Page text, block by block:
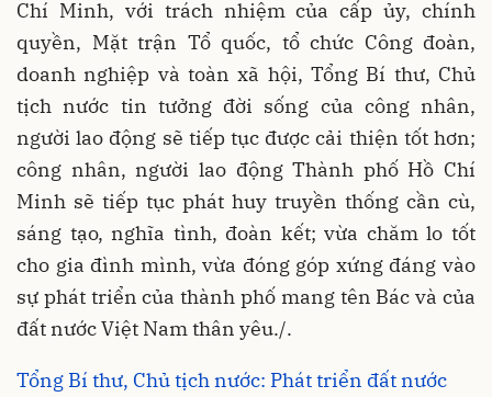
Chí Minh, với trách nhiệm của cấp ủy, chính
quyền, Mặt trận Tổ quốc, tổ chức Công đoàn,
doanh nghiệp và toàn xã hội, Tổng Bí thư, Chủ
tịch nước tin tưởng đời sống của công nhân,
người lao động sẽ tiếp tục được cải thiện tốt hơn;
công nhân, người lao động Thành phố Hồ Chí
Minh sẽ tiếp tục phát huy truyền thống cần cù,
sáng tạo, nghĩa tình, đoàn kết; vừa chăm lo tốt
cho gia đình mình, vừa đóng góp xứng đáng vào
sự phát triển của thành phố mang tên Bác và của
đất nước Việt Nam thân yêu./.
Tổng Bí thư, Chủ tịch nước: Phát triển đất nước